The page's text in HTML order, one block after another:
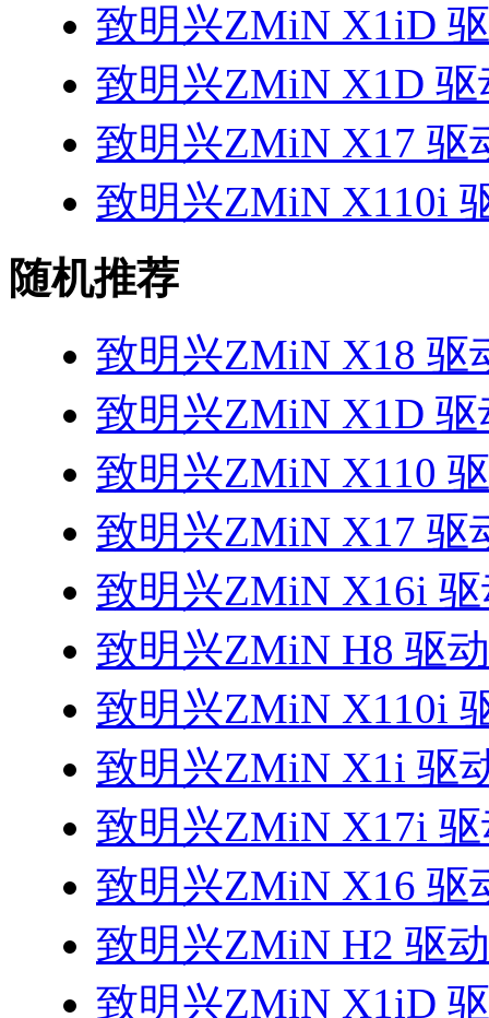
致明兴ZMiN X1iD
致明兴ZMiN X1D 驱
致明兴ZMiN X17 驱
致明兴ZMiN X110i
随机推荐
致明兴ZMiN X18 驱
致明兴ZMiN X1D 驱
致明兴ZMiN X110
致明兴ZMiN X17 驱
致明兴ZMiN X16i
致明兴ZMiN H8 驱动
致明兴ZMiN X110i
致明兴ZMiN X1i 驱
致明兴ZMiN X17i
致明兴ZMiN X16 驱
致明兴ZMiN H2 驱动
致明兴ZMiN X1iD